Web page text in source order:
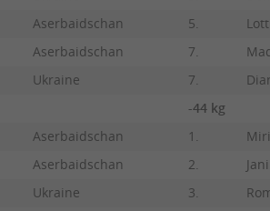
Aserbaidschan 5.
Aserbaidschan 7.
Ukraine 7.
-44 kg
Aserbaidschan 1.
Aserbaidschan 2.
Ukraine 3.